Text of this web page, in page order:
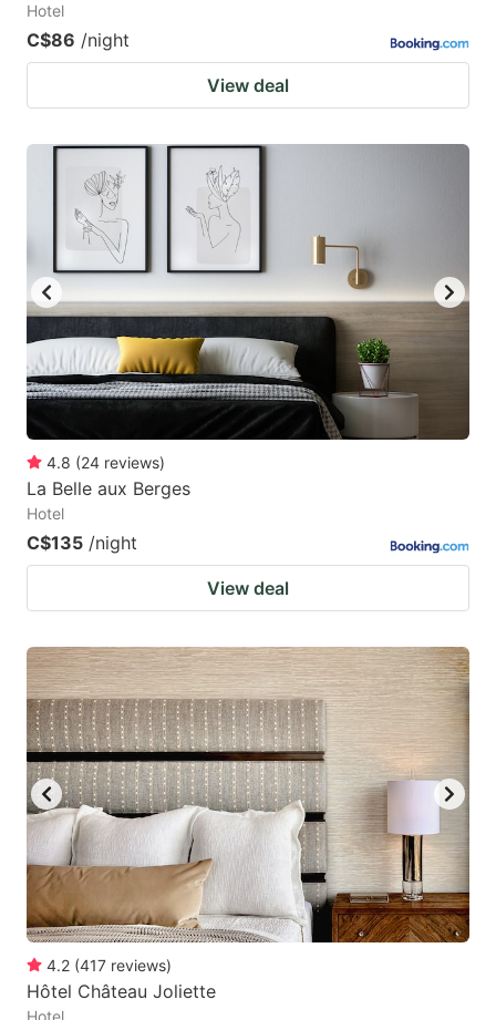
Hotel
C$86 /night
View deal
4.8 (24 reviews)
La Belle aux Berges
Hotel
C$135 /night
View deal
4.2 (417 reviews)
Hôtel Château Joliette
Hotel